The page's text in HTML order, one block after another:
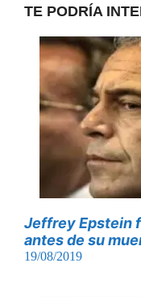
TE PODRÍA
Jeffrey Epstein
antes de su
19/08/2019